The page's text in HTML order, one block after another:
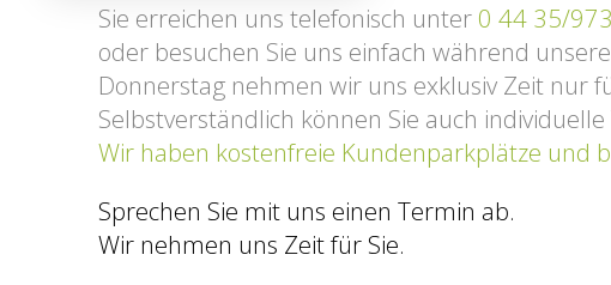
Sie erreichen uns telefonisch unter 0 44 35/
oder besuchen Sie uns einfach während
Donnerstag nehmen wir uns exklusiv Zeit nur
Selbstverständlich können Sie auch
Wir haben kostenfreie Kundenparkplätze und
Sprechen Sie mit uns einen Termin ab.
Wir nehmen uns Zeit für Sie.